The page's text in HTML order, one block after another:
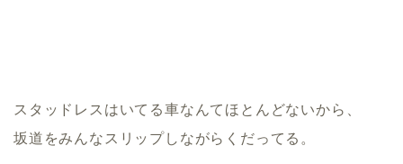
スタッドレスはいてる車なんてほとんどないから、
坂道をみんなスリップしながらくだってる。